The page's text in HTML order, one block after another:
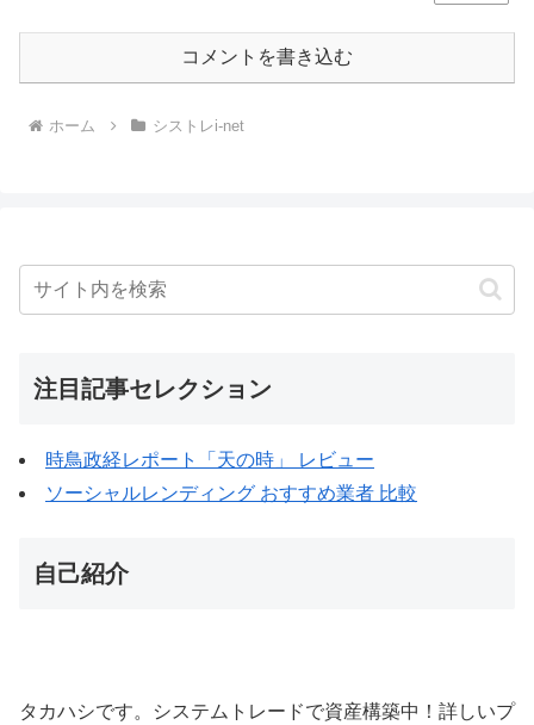
コメントを書き込む
ホーム シストレi-net
注目記事セレクション
時鳥政経レポート「天の時」 レビュー
ソーシャルレンディング おすすめ業者 比較
自己紹介
タカハシです。システムトレードで資産構築中！詳しいプ